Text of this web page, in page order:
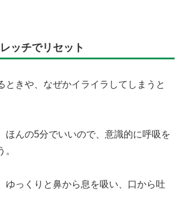
ッチでリセット
ときや、なぜかイライラしてしまうと
ほんの5分でいいので、意識的に呼吸を
ゆっくりと鼻から息を吸い、口から吐